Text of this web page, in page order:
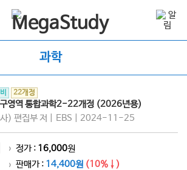
과학
22개정
구영역 통합과학2-22개정 (2026년용)
사) 편집부 저 | EBS | 2024-11-25
> 정가 : 16,000원
> 판매가 : 14,400원 (10%↓)